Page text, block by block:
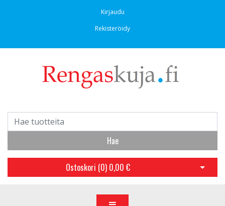
Kirjaudu
Rekisteröidy
Hae
Ostoskori (0) 0,00 € Avaa